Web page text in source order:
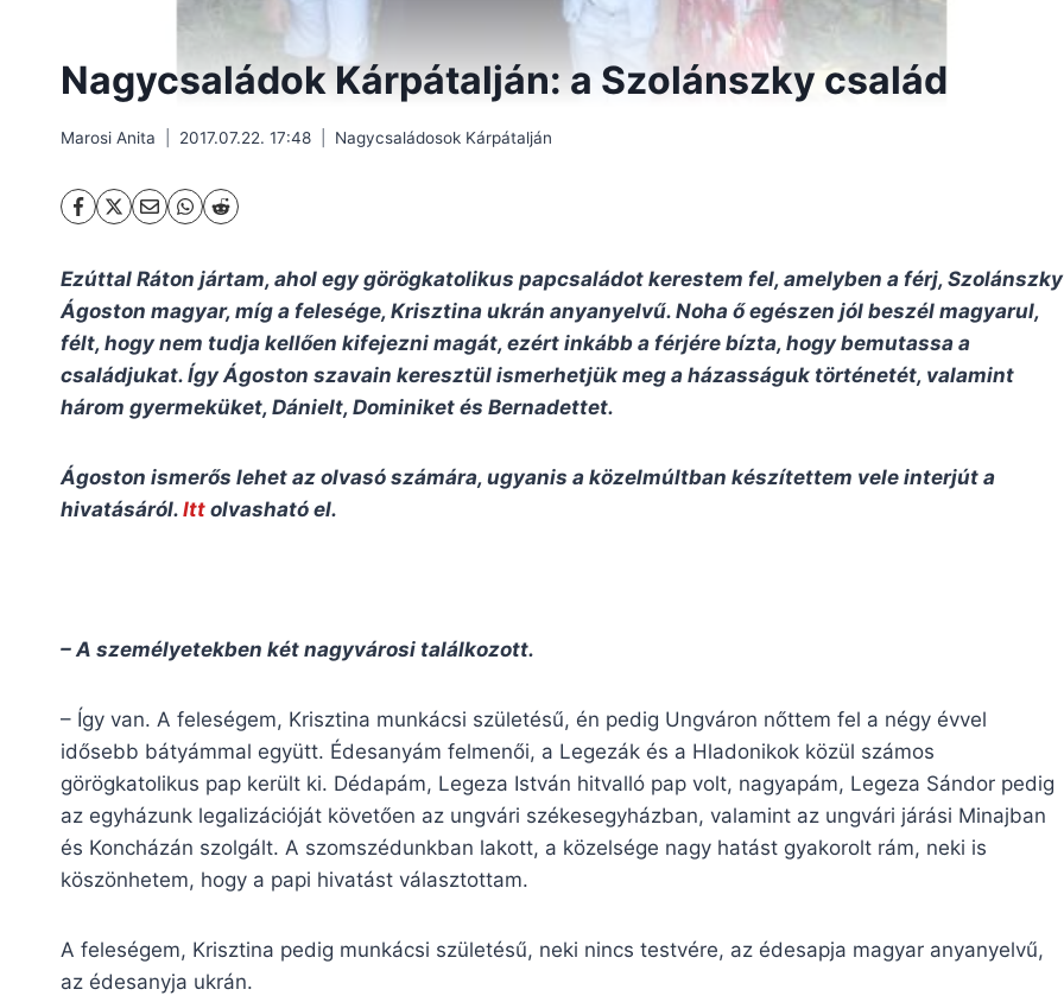
Nagycsaládok Kárpátalján: a Szolánszky család
Marosi Anita 2017.07.22. 17:48 Nagycsaládosok Kárpátalján
Ezúttal Ráton jártam, ahol egy görögkatolikus papcsaládot kerestem fel, amelyben a férj, Szolánszky
Ágoston magyar, míg a felesége, Krisztina ukrán anyanyelvű. Noha ő egészen jól beszél magyarul,
félt, hogy nem tudja kellően kifejezni magát, ezért inkább a férjére bízta, hogy bemutassa a
családjukat. Így Ágoston szavain keresztül ismerhetjük meg a házasságuk történetét, valamint
három gyermeküket, Dánielt, Dominiket és Bernadettet.
Ágoston ismerős lehet az olvasó számára, ugyanis a közelmúltban készítettem vele interjút a
hivatásáról. Itt olvasható el.
– A személyetekben két nagyvárosi találkozott.
– Így van. A feleségem, Krisztina munkácsi születésű, én pedig Ungváron nőttem fel a négy évvel
idősebb bátyámmal együtt. Édesanyám felmenői, a Legezák és a Hladonikok közül számos
görögkatolikus pap került ki. Dédapám, Legeza István hitvalló pap volt, nagyapám, Legeza Sándor pedig
az egyházunk legalizációját követően az ungvári székesegyházban, valamint az ungvári járási Minajban
és Koncházán szolgált. A szomszédunkban lakott, a közelsége nagy hatást gyakorolt rám, neki is
köszönhetem, hogy a papi hivatást választottam.
A feleségem, Krisztina pedig munkácsi születésű, neki nincs testvére, az édesapja magyar anyanyelvű,
az édesanyja ukrán.